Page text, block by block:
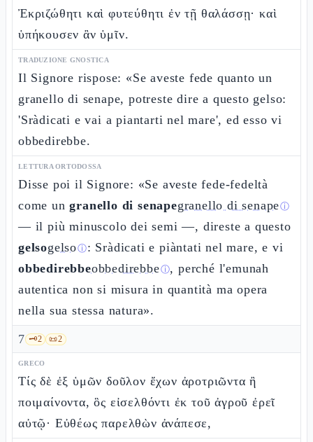
Ἐκριζώθητι καὶ φυτεύθητι ἐν τῇ θαλάσσῃ· καὶ
ὑπήκουσεν ἂν ὑμῖν.
TRADUZIONE GNOSTICA
Il Signore rispose: «Se aveste fede quanto un
granello di senape, potreste dire a questo gelso:
'Sràdicati e vai a piantarti nel mare', ed esso vi
obbedirebbe.
LETTURA ORTODOSSA
Disse poi il Signore: «Se aveste fede-fedeltà
come ungranello di senapegranello di senapeⓘ
— il più minuscolo dei semi —, direste a questo
gelsogelsoⓘ: Sràdicati e piàntati nel mare, e vi
obbedirebbeobbedirebbeⓘ, perché l'emunah
autentica non si misura in quantità ma opera
nella sua stessa natura».
7 🗝️2 📜2
GRECO
Τίς δὲ ἐξ ὑμῶν δοῦλον ἔχων ἀροτριῶντα ἢ
ποιμαίνοντα, ὃς εἰσελθόντι ἐκ τοῦ ἀγροῦ ἐρεῖ
αὐτῷ· Εὐθέως παρελθὼν ἀνάπεσε,